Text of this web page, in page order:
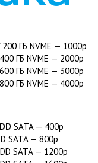
ГБ NVME — 1000р
ГБ NVME — 2000р
ГБ NVME — 3000р
ГБ NVME — 4000р
SATA — 400р
SATA — 800р
SATA — 1200р